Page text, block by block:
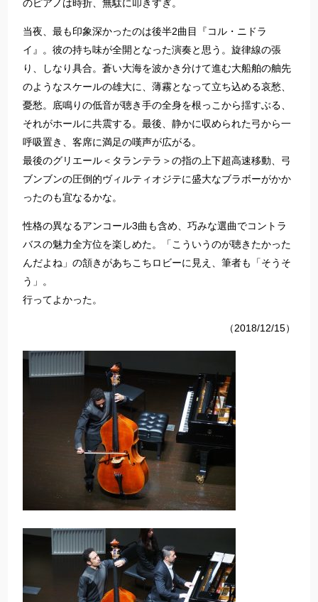
のピアノは時折、無駄に叩きすぎ。
当夜、最も印象深かったのは後半2曲目『コル・ニドラ
イ』。彼の持ち味が全開となった演奏と思う。旋律線の張
り、しなり具合。蒼い大海を波かき分けて進む大船舶の舳先
のようなスケールの雄大に、薄霧となって立ち込める哀愁、
憂愁。底鳴りの低音が聴き手の全身を根っこから揺すぶる、
それがホールに共震する。最後、静かに収められた弓から一
呼吸置き、客席に満足の嘆声が広がる。
最後のグリエール＜タランテラ＞の指の上下超高速移動、弓
ブンブンの圧倒的ヴィルティオジテに盛大なブラボーがかか
ったのも宜なるかな。
性格の異なるアンコール3曲も含め、巧みな選曲でコントラ
バスの魅力全方位を楽しめた。「こういうのが聴きたかった
んだよね」の頷きがあちこちロビーに見え、筆者も「そうそ
う」。
行ってよかった。
（2018/12/15）